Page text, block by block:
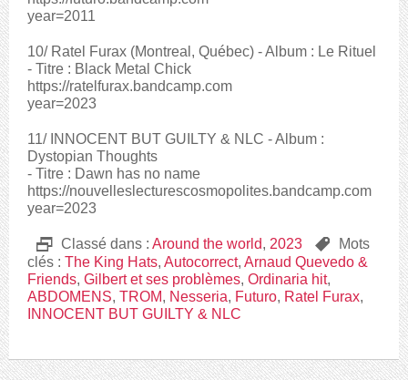
year=2011
10/ Ratel Furax (Montreal, Québec) - Album : Le Rituel
- Titre : Black Metal Chick
https://ratelfurax.bandcamp.com
year=2023
11/ INNOCENT BUT GUILTY & NLC - Album :
Dystopian Thoughts
- Titre : Dawn has no name
https://nouvelleslecturescosmopolites.bandcamp.com
year=2023
D Classé dans : Around the world, 2023 ,
Mots
clés : The King Hats, Autocorrect, Arnaud Quevedo &
Friends, Gilbert et ses problèmes, Ordinaria hit,
ABDOMENS, TROM, Nesseria, Futuro, Ratel Furax,
INNOCENT BUT GUILTY & NLC